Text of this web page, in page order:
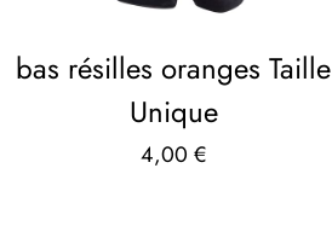
bas résilles oranges Taille
Unique
4,00€